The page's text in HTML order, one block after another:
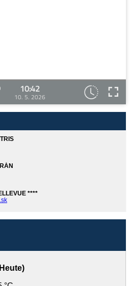
10:42
10. 5. 2026
****